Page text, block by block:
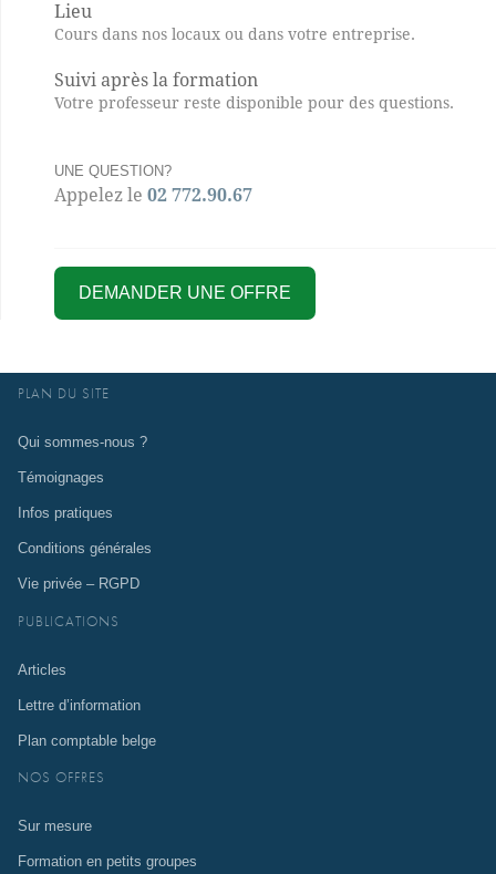
Lieu
Cours dans nos locaux ou dans votre entreprise.
Suivi après la formation
Votre professeur reste disponible pour des questions.
UNE QUESTION?
Appelez le 02 772.90.67
DEMANDER UNE OFFRE
PLAN DU SITE
Qui sommes-nous ?
Témoignages
Infos pratiques
Conditions générales
Vie privée – RGPD
PUBLICATIONS
Articles
Lettre d’information
Plan comptable belge
NOS OFFRES
Sur mesure
Formation en petits groupes